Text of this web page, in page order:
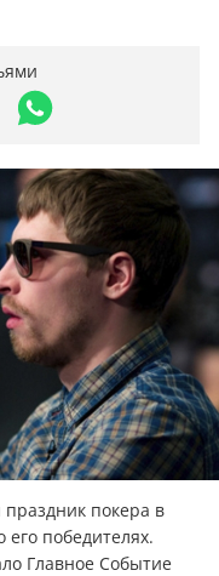
покера в
его победителях.
Главное Событие